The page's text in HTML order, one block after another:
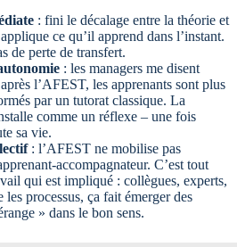
: fini le décalage entre la théorie et
ce qu’il apprend dans l’instant.
de perte de transfert.
: les managers me disent
l’AFEST, les apprenants sont plus
par un tutorat classique. La
comme un réflexe – une fois
sa vie.
: l’AFEST ne mobilise pas
accompagnateur. C’est tout
qui est impliqué : collègues, experts,
les processus, ça fait émerger des
» dans le bon sens.